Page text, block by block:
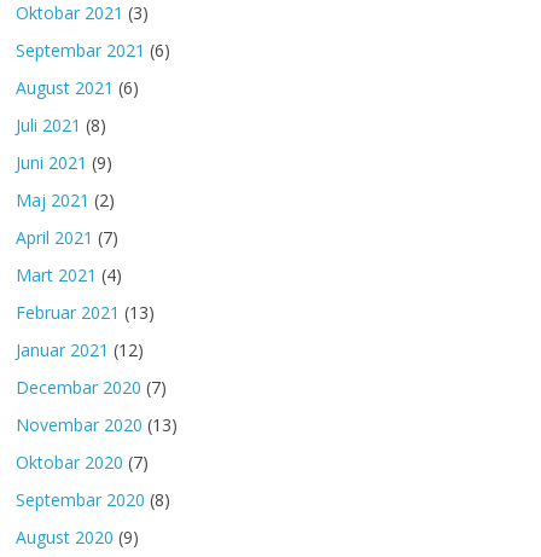
Oktobar 2021 (3)
Septembar 2021 (6)
August 2021 (6)
Juli 2021 (8)
Juni 2021 (9)
Maj 2021 (2)
April 2021 (7)
Mart 2021 (4)
Februar 2021 (13)
Januar 2021 (12)
Decembar 2020 (7)
Novembar 2020 (13)
Oktobar 2020 (7)
Septembar 2020 (8)
August 2020 (9)